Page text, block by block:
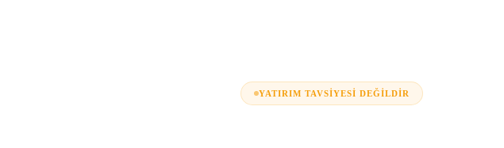
YATIRIM TAVSIYESI DEĞILDIR